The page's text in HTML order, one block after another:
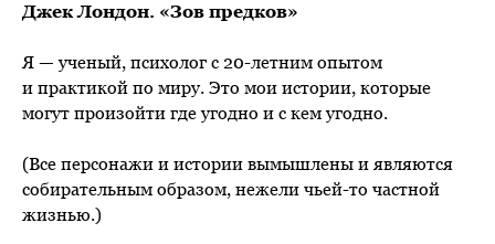
Джек Лондон. «Зов предков»
Я — ученый, психолог с 20-летним опытом
и практикой по миру. Это мои истории, которые
могут произойти где угодно и с кем угодно.
(Все персонажи и истории вымышлены и являются
собирательным образом, нежели чьей-то частной
жизнью.)